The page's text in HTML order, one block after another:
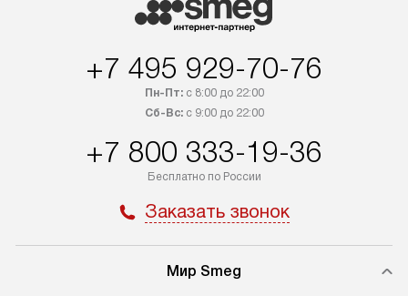
быть отправлен покупателю
в Санкт-Петербург и другие
транспортные компании. После
доставляем заказ до офиса
транспортной компании в Москве.
доставки у менеджера при
В день, согласованный с вами,
подключения к
определяется в
в себя снятие
+7 495 929-70-76
Пн-Пт:с 8:00 до 22:00
Сб-Вс:с 9:00 до 22:00
+7 800 333-19-36
Бесплатно по России
Заказать звонок
Мир Smeg